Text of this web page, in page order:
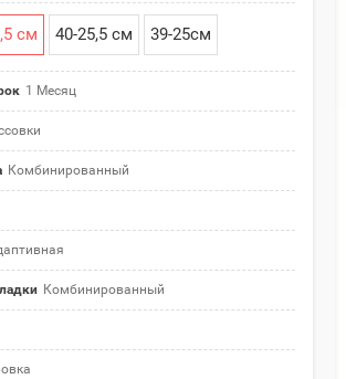
см 40-25,5 см 39-25см
1 Месяц
Комбинированный
Комбинированный